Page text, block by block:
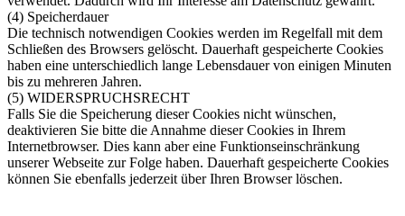
(4) Speicherdauer
Die technisch notwendigen Cookies werden im Regelfall mit dem
Schließen des Browsers gelöscht. Dauerhaft gespeicherte Cookies
haben eine unterschiedlich lange Lebensdauer von einigen Minuten
bis zu mehreren Jahren.
(5) WIDERSPRUCHSRECHT
Falls Sie die Speicherung dieser Cookies nicht wünschen,
deaktivieren Sie bitte die Annahme dieser Cookies in Ihrem
Internetbrowser. Dies kann aber eine Funktionseinschränkung
unserer Webseite zur Folge haben. Dauerhaft gespeicherte Cookies
können Sie ebenfalls jederzeit über Ihren Browser löschen.